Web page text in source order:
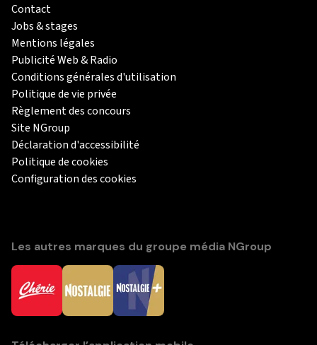
Contact
Jobs & stages
Mentions légales
Publicité Web & Radio
Conditions générales d'utilisation
Politique de vie privée
Règlement des concours
Site NGroup
Déclaration d'accessibilité
Politique de cookies
Configuration des cookies
Les autres marques du groupe média NGroup